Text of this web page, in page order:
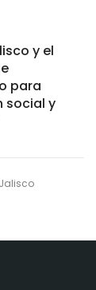
y el
para
social y